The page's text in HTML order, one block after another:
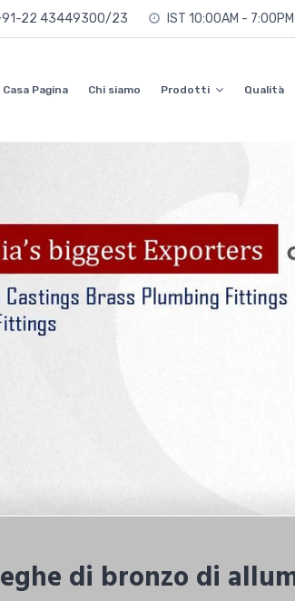
22 43449300/23 IST 10:00AM - 7:00PM
Casa Pagina Chi siamo Prodotti Qualità
di bronzo di